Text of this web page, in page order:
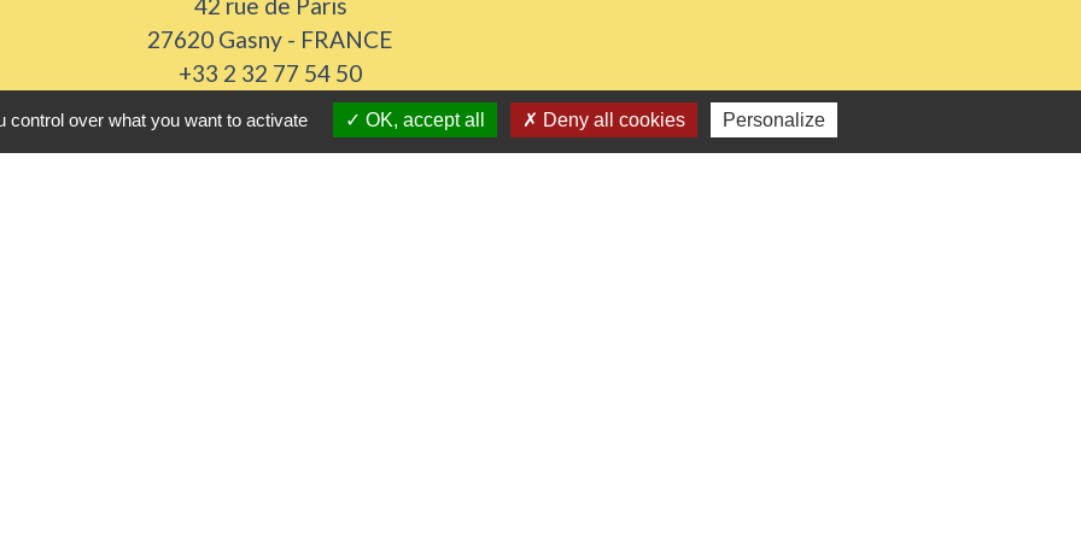
27620 Gasny - FRANCE
+33 2 32 77 54 50
Contact par formulaire
over what you want to activate OK, accept all Deny all cookies Personalize